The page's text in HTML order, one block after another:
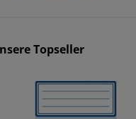
Topseller